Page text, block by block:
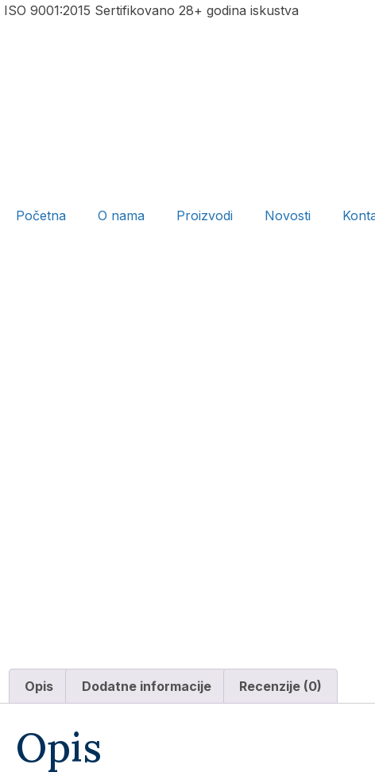
ISO 9001:2015 Sertifikovano 28+ godina iskustva
Početna O nama Proizvodi Novosti
Opis
Dodatne informacije Recenzije (0)
Opis